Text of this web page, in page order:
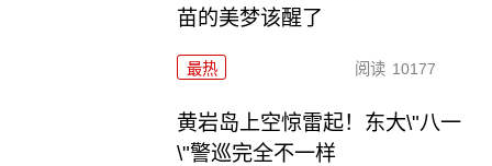
苗的美梦该醒了
最热 阅读 10177
黄岩岛上空惊雷起！东大\"八一
\"警巡完全不一样